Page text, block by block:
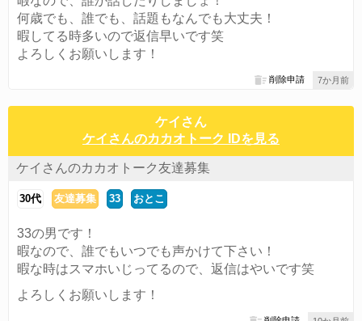
何歳でも、誰でも、話題もなんでも大丈夫！
暇してる時多いので返信早いです笑
よろしくお願いします！
7か月前
削除申請
ケイさん
ケイさんのカカオトーク IDを見る
ケイさんのカカオトーク友達募集
30代 友達募集 33 おとこ
33の男です！
暇なので、誰でもいつでも声かけて下さい！
暇な時はスマホいじってるので、返信はやいです笑
よろしくお願いします！